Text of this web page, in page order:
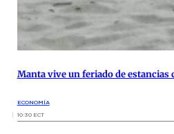
Manta vive un feriado de
ECONOMÍA
10:30 ECT